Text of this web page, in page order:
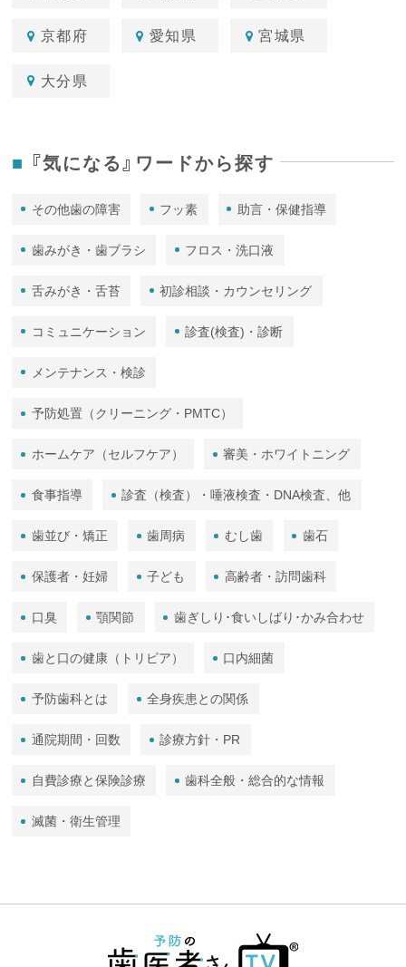
京都府 愛知県 宮城県
大分県
『気になる』ワードから探す
その他歯の障害 フッ素 助言・保健指導
歯みがき・歯ブラシ フロス・洗口液
舌みがき・舌苔 初診相談・カウンセリング
コミュニケーション 診査(検査)・診断
メンテナンス・検診
予防処置（クリーニング・PMTC）
ホームケア（セルフケア） 審美・ホワイトニング
食事指導 診査（検査）・唾液検査・DNA検査、他
歯並び・矯正 歯周病 むし歯 歯石
保護者・妊婦 子ども 高齢者・訪問歯科
口臭 顎関節 歯ぎしり･食いしばり･かみ合わせ
歯と口の健康（トリビア） 口内細菌
予防歯科とは 全身疾患との関係
通院期間・回数 診療方針・PR
自費診療と保険診療 歯科全般・総合的な情報
滅菌・衛生管理